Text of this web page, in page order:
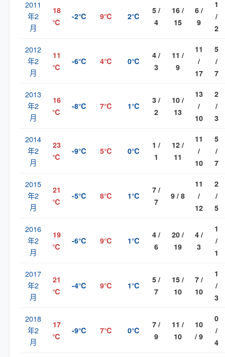
2011
年2
月
18
℃
-2℃ 9℃ 2℃
5 /
4
16 /
15
6 /
9
1
/
2
2012
年2
月
11
℃
-6℃ 4℃ 0℃
4 /
3
11 /
9
11
/
17
5
/
7
2013
年2
月
16
℃
-8℃ 7℃ 1℃
3 /
2
10 /
13
13
/
10
2
/
3
2014
年2
月
23
℃
-9℃ 5℃ 0℃
1 /
1
12 /
11
11
/
10
5
/
7
2015
年2
月
21
℃
-5℃ 8℃ 1℃
7 /
7
9 / 8
11
/
12
2
/
5
2016
年2
月
19
℃
-6℃ 9℃ 1℃
4 /
6
20 /
19
4 /
3
1
/
1
2017
年2
月
21
℃
-4℃ 9℃ 1℃
5 /
7
15 /
10
7 /
10
1
/
3
2018
年2
月
17
℃
-9℃ 7℃ 0℃
7 /
9
11 /
10
10
/ 9
0
/
4